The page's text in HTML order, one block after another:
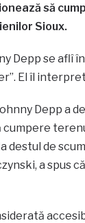
să
Sioux.
Depp se aflî
El îl
Depp
cumpere
destul de
a spus